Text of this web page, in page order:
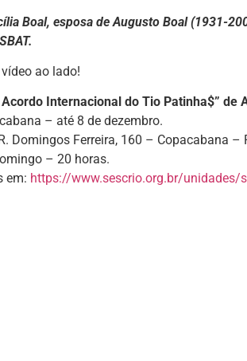
Boal, esposa de Augusto Boal (1931-
ao lado!
Acordo Internacional do Tio Patinha$” de
– até 8 de dezembro.
Domingos Ferreira, 160 – Copacabana –
– 20 horas.
em: https://www.sescrio.org.br/unidades/